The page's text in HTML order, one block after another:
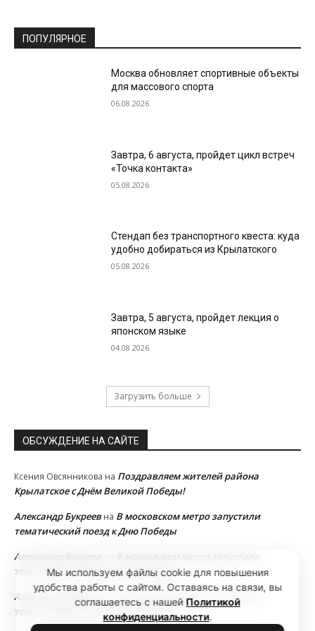
ПОПУЛЯРНОЕ
Москва обновляет спортивные объекты
для массового спорта
06.08.2026
Завтра, 6 августа, пройдет цикл встреч
«Точка контакта»
05.08.2026
Стендап без транспортного квеста: куда
удобно добираться из Крылатского
05.08.2026
Завтра, 5 августа, пройдет лекция о
японском языке
04.08.2026
Загрузить больше
ОБСУЖДЕНИЕ НА САЙТЕ
Ксения Овсянникова на Поздравляем жителей района
Крылатское с Днём Великой Победы!
Александр Букреевна В московском метро запустили
тематический поезд к Дню Победы
Александр Букреев
В московском метро запустили
тематический поезд к Дню Победы
Александр Букреев
В московском метро запустили
тематический поезд к Дню Победы
Мы используем файлы cookie для повышения
удобства работы с сайтом. Оставаясь на связи, вы
соглашаетесь с нашей Политикой
конфиденциальности.